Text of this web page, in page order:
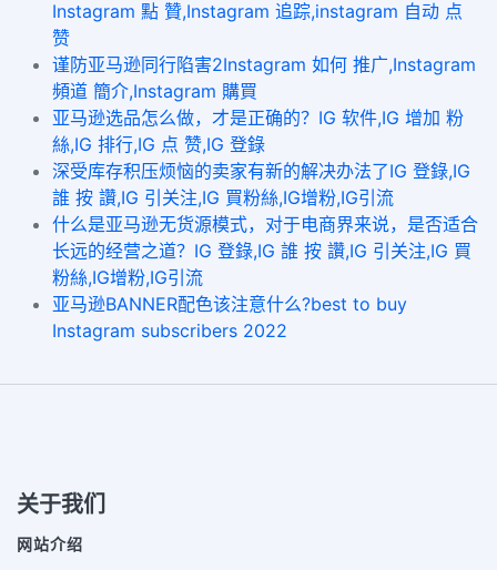
Instagram 點 贊,Instagram 追踪,instagram 自动 点
赞
谨防亚马逊同行陷害2Instagram 如何 推广,Instagram
頻道 簡介,Instagram 購買
亚马逊选品怎么做，才是正确的？IG 软件,IG 增加 粉
絲,IG 排行,IG 点 赞,IG 登錄
深受库存积压烦恼的卖家有新的解决办法了IG 登錄,IG
誰 按 讚,IG 引关注,IG 買粉絲,IG增粉,IG引流
什么是亚马逊无货源模式，对于电商界来说，是否适合
长远的经营之道？IG 登錄,IG 誰 按 讚,IG 引关注,IG 買
粉絲,IG增粉,IG引流
亚马逊BANNER配色该注意什么?best to buy
Instagram subscribers 2022
关于我们
网站介绍